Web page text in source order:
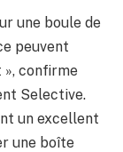
une boule de
peuvent
confirme
Selective.
un excellent
une boîte